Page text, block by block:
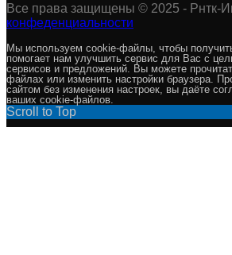
Все права защищены © 2025 - Рнтк-
конфеденциальности
Мы используем cookie-файлы, чтобы получить
помогает нам улучшить сервис для Вас с
сервисов и предложений. Вы можете
файлах или изменить настройки браузера.
сайтом без изменения настроек, вы даёте
ваших cookie-файлов.
Scroll to Top